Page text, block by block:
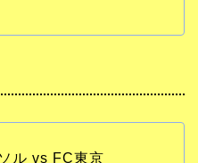
ル vs FC東京